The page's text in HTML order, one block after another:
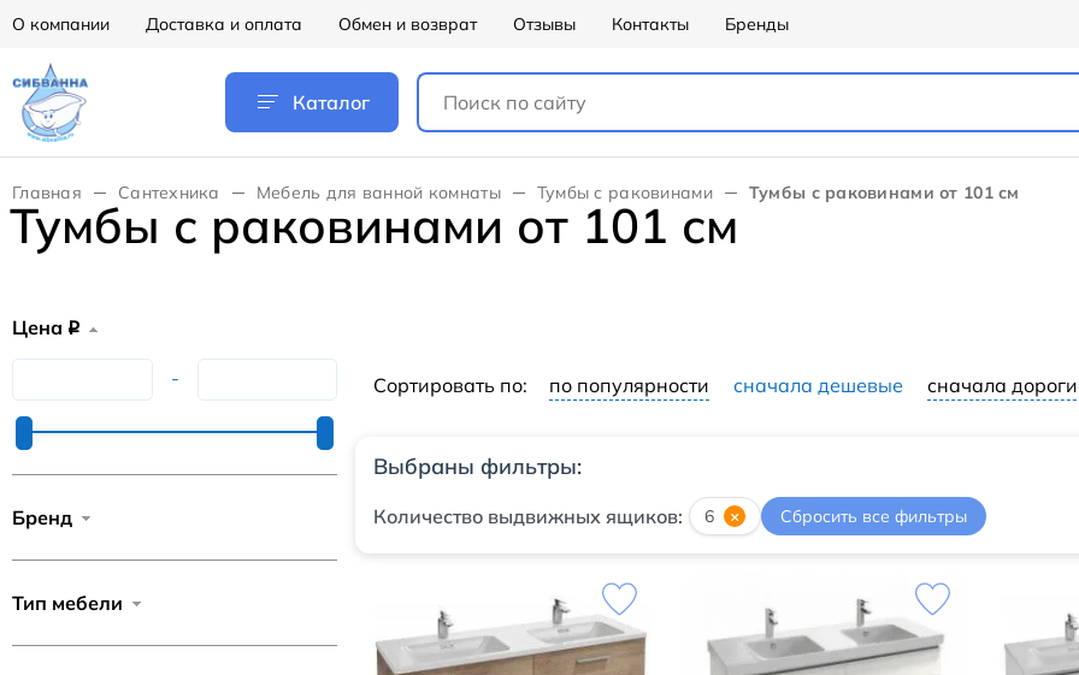
О компании Доставка и оплата Обмен и возврат Отзывы Контакты Бренды
Каталог
Главная Сантехника Мебель для ванной комнаты Тумбы с раковинами Тумбы с раковинами от 101 см
Цена q
-
Бренд
Тип мебели
Тумбы с раковинами от 101 см
Сортировать по: по популярности сначала дешевые сначала
Выбраны фильтры:
Количество выдвижных ящиков: 6 × Сбросить все фильтры